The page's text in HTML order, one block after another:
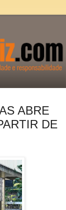
ABRE
DE